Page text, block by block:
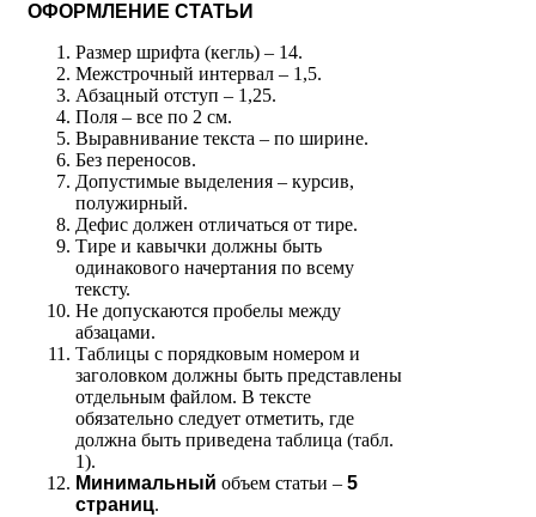
ОФОРМЛЕНИЕ СТАТЬИ
Размер шрифта (кегль) – 14.
Межстрочный интервал – 1,5.
Абзацный отступ – 1,25.
Поля – все по 2 см.
Выравнивание текста – по ширине.
Без переносов.
Допустимые выделения – курсив,
полужирный.
Дефис должен отличаться от тире.
Тире и кавычки должны быть
одинакового начертания по всему
тексту.
Не допускаются пробелы между
абзацами.
Таблицы с порядковым номером и
заголовком должны быть представлены
отдельным файлом. В тексте
обязательно следует отметить, где
должна быть приведена таблица (табл.
1).
Минимальный объем статьи – 5
страниц.